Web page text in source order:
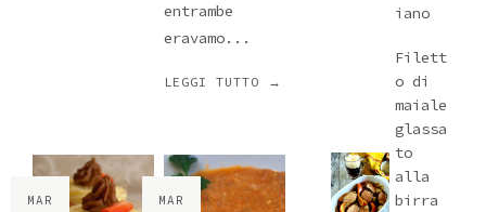
entrambe
eravamo...
LEGGI TUTTO →
MAR MAR
iano
Filett
o di
maiale
glassa
to
alla
birra